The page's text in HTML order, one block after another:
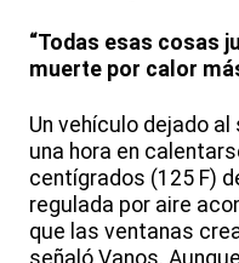
“Todas esas cosas
muerte por calor
Un vehículo dejado
una hora en
centígrados (125 F)
regulada por aire
que las ventanas
señaló Vanos.